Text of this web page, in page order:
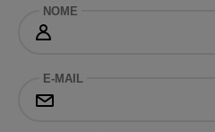
NOME
E-MAIL